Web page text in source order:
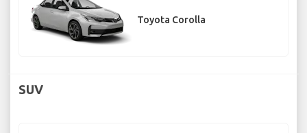
Toyota Corolla
SUV